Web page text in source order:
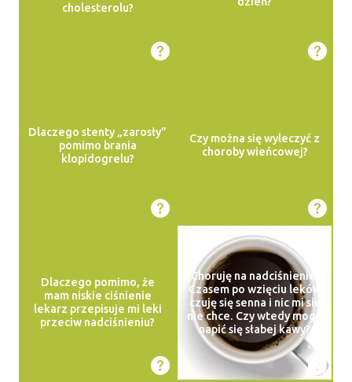
cholesterolu?
Dlaczego stenty „zarosły”
pomimo brania
klopidogrelu?
Czy można się wyleczyć z
choroby wieńcowej?
Dlaczego pomimo, że
mam niskie ciśnienie
lekarz przepisuje mi leki
przeciw nadciśnieniu?
Choruję na nadciśnienie.
Czasem po wzięciu leków
czuję się senna i nic mi się
nie chce. Czy wtedy mogę
napić się słabej kawy?